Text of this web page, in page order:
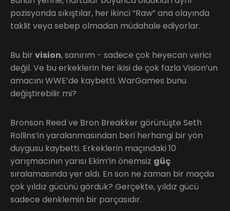
pozisyonda sıkıştılar, her ikinci “Raw” ana olayında
taklit veya sebep olmadan müdahale ediyorlar.
Bu bir vision, sanırım - sadece çok heyecan verici
değil. Ve bu erkeklerin her ikisi de çok fazla Vision’un
amacını WWE’de kaybetti. WarGames bunu
değiştirebilir mi?
Bronson Reed ve Bron Breakker görünüşte Seth
Rollins’in yaralanmasından beri herhangi bir yön
duygusu kaybetti. Erkeklerin maçındaki 10
yarışmacının yarısı Ekim’in önemsiz güç
sıralamasında yer aldı. En son ne zaman bir maçda
çok yıldız gücünü gördük? Gerçekte, yıldız gücü
sadece denklemin bir parçasıdır.